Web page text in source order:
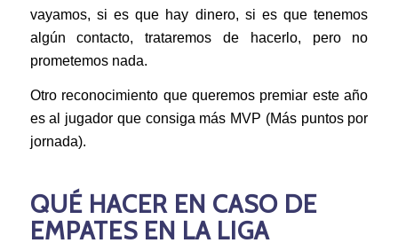
vayamos, si es que hay dinero, si es que tenemos
algún contacto, trataremos de hacerlo, pero no
prometemos nada.
Otro reconocimiento que queremos premiar este año
es al jugador que consiga más MVP (Más puntos por
jornada).
QUÉ HACER EN CASO DE
EMPATES EN LA LIGA